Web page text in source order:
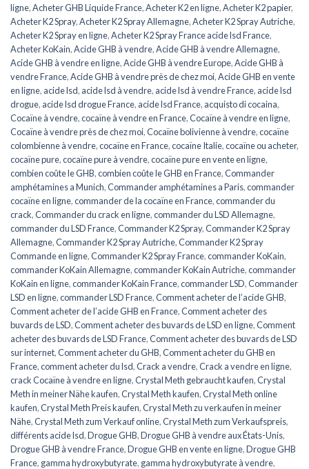
ligne,Acheter GHB Liquide France,Acheter K2 en ligne,Acheter K2 papier,
Acheter K2 Spray,Acheter K2 Spray Allemagne,Acheter K2 Spray Autriche,
Acheter K2 Spray en ligne,Acheter K2 Spray France acide lsd France,
Acheter KoKain,Acide GHB à vendre,Acide GHB à vendre Allemagne,
Acide GHB à vendre en ligne,Acide GHB à vendre Europe,Acide GHB à
vendre France,Acide GHB à vendre près de chez moi,Acide GHB en vente
en ligne, acide lsd, acide lsd à vendre, acide lsd à vendre France, acide lsd
drogue, acide lsd drogue France, acide lsd France, acquisto di cocaina,
Cocaïne à vendre,cocaïne à vendre en France,Cocaïne à vendre en ligne,
Cocaïne à vendre près de chez moi,Cocaïne bolivienne à vendre,cocaïne
colombienne à vendre,cocaïne en France,cocaïne Italie,cocaïne ou acheter,
cocaïne pure,cocaïne pure à vendre,cocaïne pure en vente en ligne,
combien coûte le GHB,combien coûte le GHB en France,Commander
amphétamines a Munich,Commander amphétamines a Paris,commander
cocaïne en ligne,commander de la cocaïne en France,commander du
crack,Commander du crack en ligne,commander du LSD Allemagne,
commander du LSD France,Commander K2 Spray,Commander K2 Spray
Allemagne,Commander K2 Spray Autriche,Commander K2 Spray
Commande en ligne,Commander K2 Spray France,commander KoKain,
commander KoKain Allemagne,commander KoKain Autriche,commander
KoKain en ligne,commander KoKain France,commander LSD,Commander
LSD en ligne,commander LSD France,Comment acheter de l’acide GHB,
Comment acheter de l’acide GHB en France,Comment acheter des
buvards de LSD,Comment acheter des buvards de LSD en ligne,Comment
acheter des buvards de LSD France,Comment acheter des buvards de LSD
sur internet,Comment acheter du GHB,Comment acheter du GHB en
France,comment acheter du lsd,Crack a vendre,Crack a vendre en ligne,
crack Cocaïne à vendre en ligne,Crystal Meth gebraucht kaufen,Crystal
Meth in meiner Nähe kaufen,Crystal Meth kaufen,Crystal Meth online
kaufen,Crystal Meth Preis kaufen,Crystal Meth zu verkaufen in meiner
Nähe,Crystal Meth zum Verkauf online,Crystal Meth zum Verkaufspreis,
différents acide lsd,Drogue GHB,Drogue GHB à vendre aux États-Unis,
Drogue GHB à vendre France,Drogue GHB en vente en ligne,Drogue GHB
France, gamma hydroxybutyrate, gamma hydroxybutyrate à vendre,